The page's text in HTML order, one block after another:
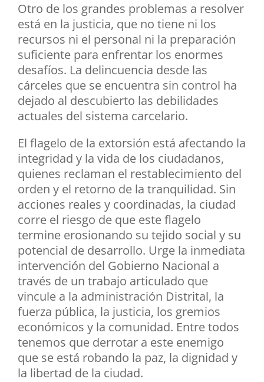
Otro de los grandes problemas a resolver
está en la justicia, que no tiene ni los
recursos ni el personal ni la preparación
suficiente para enfrentar los enormes
desafíos. La delincuencia desde las
cárceles que se encuentra sin control ha
dejado al descubierto las debilidades
actuales del sistema carcelario.
El flagelo de la extorsión está afectando la
integridad y la vida de los ciudadanos,
quienes reclaman el restablecimiento del
orden y el retorno de la tranquilidad. Sin
acciones reales y coordinadas, la ciudad
corre el riesgo de que este flagelo
termine erosionando su tejido social y su
potencial de desarrollo. Urge la inmediata
intervención del Gobierno Nacional a
través de un trabajo articulado que
vincule a la administración Distrital, la
fuerza pública, la justicia, los gremios
económicos y la comunidad. Entre todos
tenemos que derrotar a este enemigo
que se está robando la paz, la dignidad y
la libertad de la ciudad.